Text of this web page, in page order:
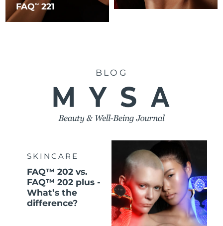
FAQTM 221
BLOG
SKINCARE
FAQ™ 202 vs.
FAQ™ 202 plus -
What’s the
difference?